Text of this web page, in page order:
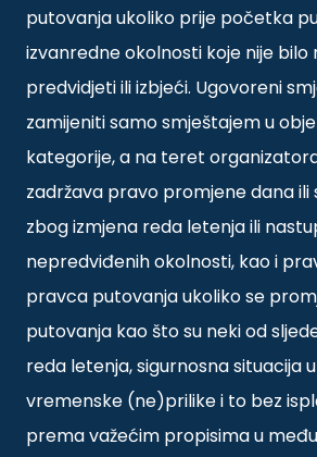
putovanja ukoliko prije početka
izvanredne okolnosti koje nije bilo
predvidjeti ili izbjeći. Ugovoreni
zamijeniti samo smještajem u
kategorije, a na teret
zadržava pravo promjene dana ili
zbog izmjena reda letenja ili
nepredviđenih okolnosti, kao i
pravca putovanja ukoliko se
putovanja kao što su neki od
reda letenja, sigurnosna situacija
vremenske (ne)prilike i to bez
prema važećim propisima u